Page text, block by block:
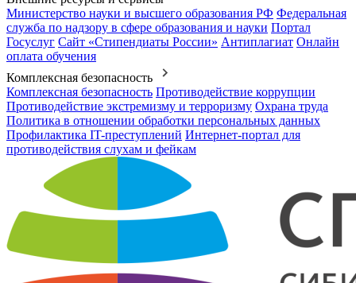
Министерство науки и высшего образования РФ Федеральная
служба по надзору в сфере образования и науки Портал
Госуслуг Сайт «Стипендиаты России» Антиплагиат Онлайн
оплата обучения
Комплексная безопасность
Комплексная безопасность Противодействие коррупции
Противодействие экстремизму и терроризму Охрана труда
Политика в отношении обработки персональных данных
Профилактика IT-преступлений Интернет-портал для
противодействия слухам и фейкам